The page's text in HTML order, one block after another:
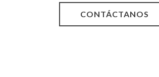
CONTÁCTANOS